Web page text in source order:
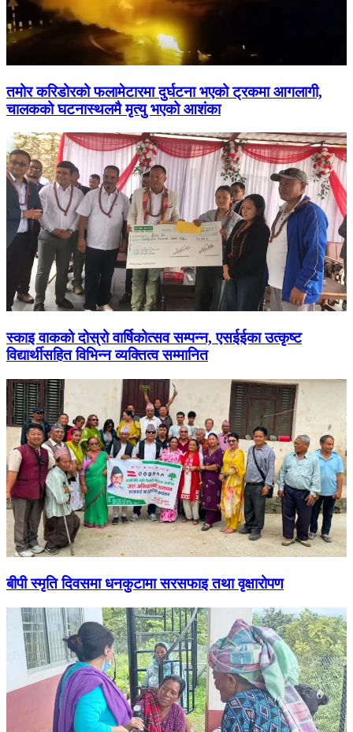
तमोर करिडोरको फलामेटारमा दुर्घटना भएको ट्रकमा आगलागी,
चालकको घटनास्थलमै मृत्यु भएको आशंका
स्काइ वाकको दोस्रो वार्षिकोत्सव सम्पन्न, एसईईका उत्कृष्ट
विद्यार्थीसहित विभिन्न व्यक्तित्व सम्मानित
बीपी स्मृति दिवसमा धनकुटामा सरसफाइ तथा वृक्षारोपण